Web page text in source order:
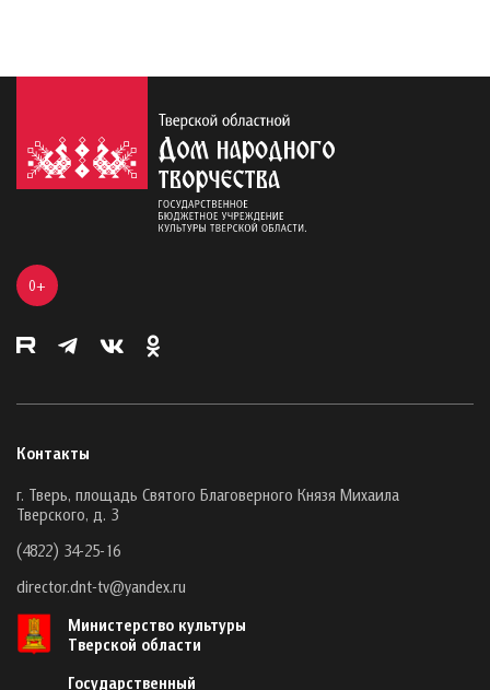
0+
Контакты
г. Тверь, площадь Святого Благоверного Князя Михаила
Тверского, д. 3
(4822) 34-25-16
director.dnt-tv@yandex.ru
Министерство культуры
Тверской области
Государственный